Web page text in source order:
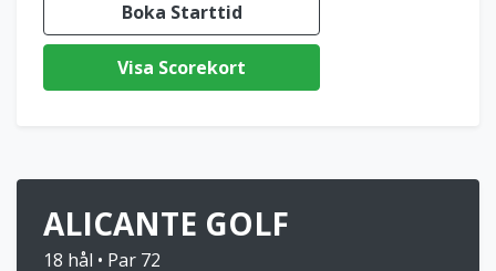
Boka Starttid
Visa Scorekort
ALICANTE GOLF
18 hål • Par 72